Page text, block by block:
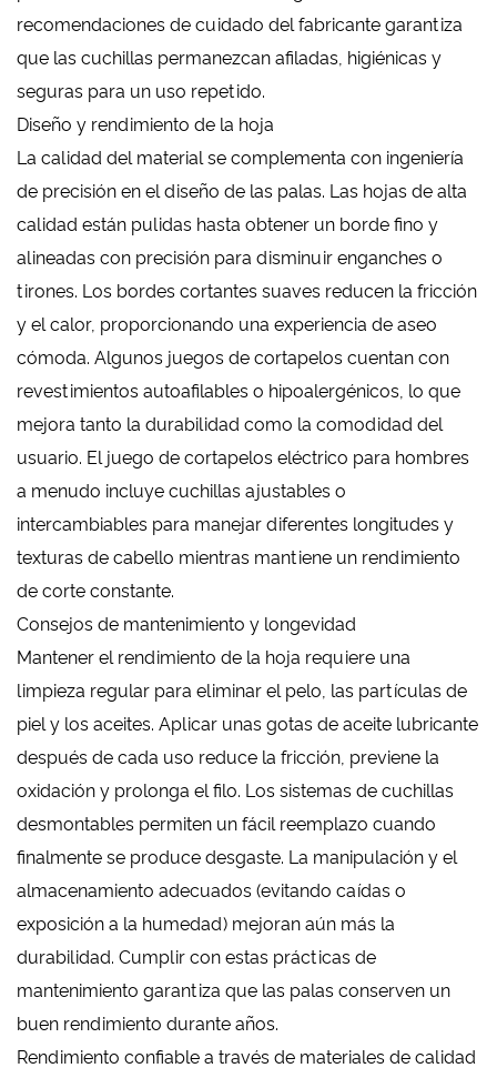
recomendaciones de cuidado del fabricante garantiza
que las cuchillas permanezcan afiladas, higiénicas y
seguras para un uso repetido.
Diseño y rendimiento de la hoja
La calidad del material se complementa con ingeniería
de precisión en el diseño de las palas. Las hojas de alta
calidad están pulidas hasta obtener un borde fino y
alineadas con precisión para disminuir enganches o
tirones. Los bordes cortantes suaves reducen la fricción
y el calor, proporcionando una experiencia de aseo
cómoda. Algunos juegos de cortapelos cuentan con
revestimientos autoafilables o hipoalergénicos, lo que
mejora tanto la durabilidad como la comodidad del
usuario. El juego de cortapelos eléctrico para hombres
a menudo incluye cuchillas ajustables o
intercambiables para manejar diferentes longitudes y
texturas de cabello mientras mantiene un rendimiento
de corte constante.
Consejos de mantenimiento y longevidad
Mantener el rendimiento de la hoja requiere una
limpieza regular para eliminar el pelo, las partículas de
piel y los aceites. Aplicar unas gotas de aceite lubricante
después de cada uso reduce la fricción, previene la
oxidación y prolonga el filo. Los sistemas de cuchillas
desmontables permiten un fácil reemplazo cuando
finalmente se produce desgaste. La manipulación y el
almacenamiento adecuados (evitando caídas o
exposición a la humedad) mejoran aún más la
durabilidad. Cumplir con estas prácticas de
mantenimiento garantiza que las palas conserven un
buen rendimiento durante años.
Rendimiento confiable a través de materiales de calidad